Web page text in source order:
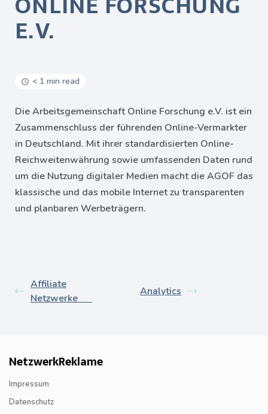
E.V.
< 1 min read
Die Arbeitsgemeinschaft Online Forschung e.V. ist ein
Zusammenschluss der führenden Online-Vermarkter
in Deutschland. Mit ihrer standardisierten Online-
Reichweitenwährung sowie umfassenden Daten rund
um die Nutzung digitaler Medien macht die AGOF das
klassische und das mobile Internet zu transparenten
und planbaren Werbeträgern.
Affiliate
Netzwerke
Analytics
NetzwerkReklame
Impressum
Datenschutz